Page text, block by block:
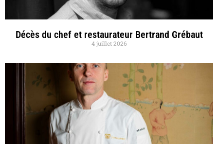
Décès du chef et restaurateur Bertrand Grébaut
4 juillet 2026